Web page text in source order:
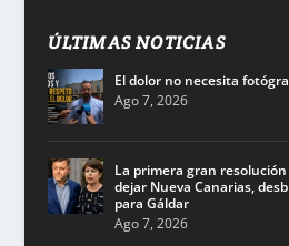
ÚLTIMAS NOTICIAS
El dolor no necesita
Ago 7, 2026
La primera gran
dejar Nueva Canarias,
para Gáldar
Ago 7, 2026